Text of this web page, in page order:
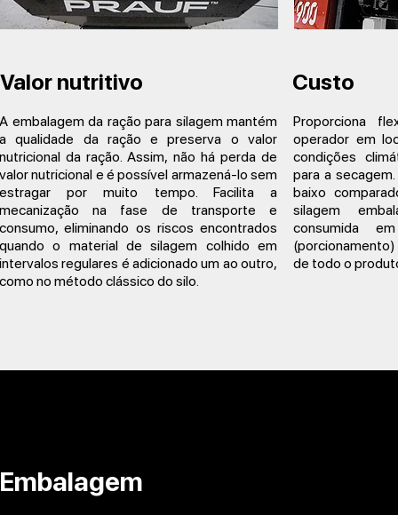
Valor nutritivo Custo
A embalagem da ração para silagem mantém
a qualidade da ração e preserva o valor
nutricional da ração. Assim, não há perda de
valor nutricional e é possível armazená-lo sem
estragar por muito tempo. Facilita a
mecanização na fase de transporte e
consumo, eliminando os riscos encontrados
quando o material de silagem colhido em
intervalos regulares é adicionado um ao outro,
como no método clássico do silo.
Proporciona
operador em
condições
para a
baixo
silagem
consumida
de todo o
Embalagem